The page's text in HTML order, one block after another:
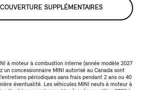
SUPPLÉMENTAIRES
à moteur à combustion interne (année modèle 2027
un concessionnaire MINI autorisé au Canada sont
périodiques sans frais pendant 2 ans ou 40
éventualité. Les véhicules MINI neufs à moteur à